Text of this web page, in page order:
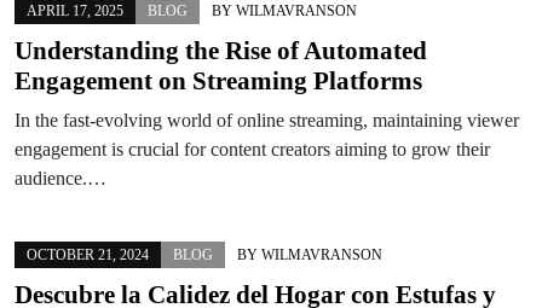
APRIL 17, 2025 BLOG BY WILMAVRANSON
Understanding the Rise of Automated
Engagement on Streaming Platforms
In the fast-evolving world of online streaming, maintaining viewer
engagement is crucial for content creators aiming to grow their
audience.…
OCTOBER 21, 2024 BLOG BY WILMAVRANSON
Descubre la Calidez del Hogar con Estufas y